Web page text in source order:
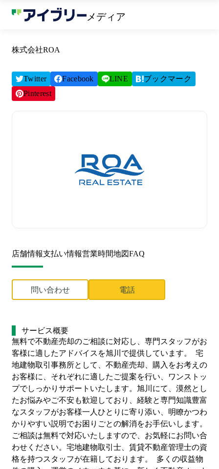
メディア
株式会社ROA
Twitter Facebook LINE
ブックマーク
Pinterest
店舗情報支払い情報営業時間地図FAQ
問い合わせ 電話
サービス概要
無料で不動産売却のご相談に対応し、専門スタッフがお
客様に適したアドバイスを旭川で提供しています。  宅
地建物取引事務所として、不動産売却、購入をお考えの
お客様に、それぞれに適したご提案を行い、ワンストッ
プでしっかりサポートいたします。旭川にて、漠然とし
たお悩みやご不安も歓迎しており、経験と専門知識豊富
なスタッフがお客様一人ひとりに寄り添い、明瞭かつわ
かりやすい説明でお困りごとの解消をお手伝いします。
ご相談は無料で対応いたしますので、お気軽にお問い合
わせください。宅地建物取引士、賃貸不動産管理士の資
格を持つスタッフが在籍しております。  多くの収益物